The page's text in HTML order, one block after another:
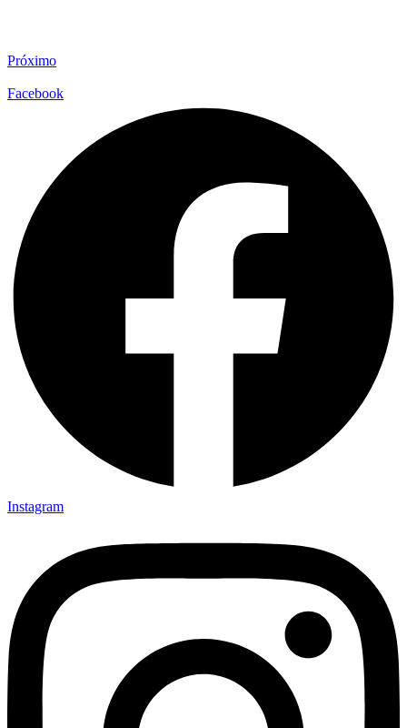
Próximo
Facebook
Instagram